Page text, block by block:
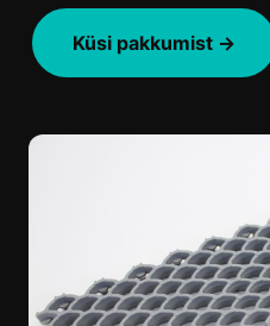
Küsi pakkumist →